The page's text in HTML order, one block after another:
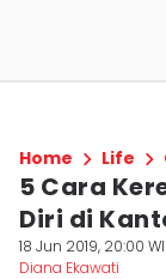
Home Life
5 Cara
Diri di
18 Jun 2019, 20:00
Diana Ekawati